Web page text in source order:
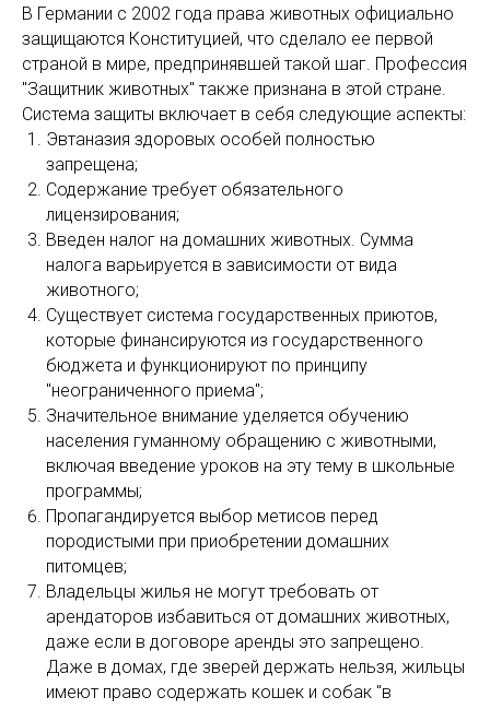
В Германии с 2002 года права животных официально
защищаются Конституцией, что сделало ее первой
страной в мире, предпринявшей такой шаг. Профессия
"Защитник животных" также признана в этой стране.
Система защиты включает в себя следующие аспекты:
Эвтаназия здоровых особей полностью
запрещена;
Содержание требует обязательного
лицензирования;
Введен налог на домашних животных. Сумма
налога варьируется в зависимости от вида
животного;
Существует система государственных приютов,
которые финансируются из государственного
бюджета и функционируют по принципу
"неограниченного приема";
Значительное внимание уделяется обучению
населения гуманному обращению с животными,
включая введение уроков на эту тему в школьные
программы;
Пропагандируется выбор метисов перед
породистыми при приобретении домашних
питомцев;
Владельцы жилья не могут требовать от
арендаторов избавиться от домашних животных,
даже если в договоре аренды это запрещено.
Даже в домах, где зверей держать нельзя, жильцы
имеют право содержать кошек и собак "в